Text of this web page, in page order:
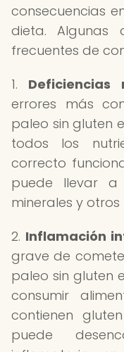
consecuencias
dieta. Algunas
frecuentes de
1. Deficiencias
errores más
paleo sin gluten
todos los
correcto
puede llevar a
minerales y otros
2. Inflamación
grave de
paleo sin gluten
consumir
contienen
puede